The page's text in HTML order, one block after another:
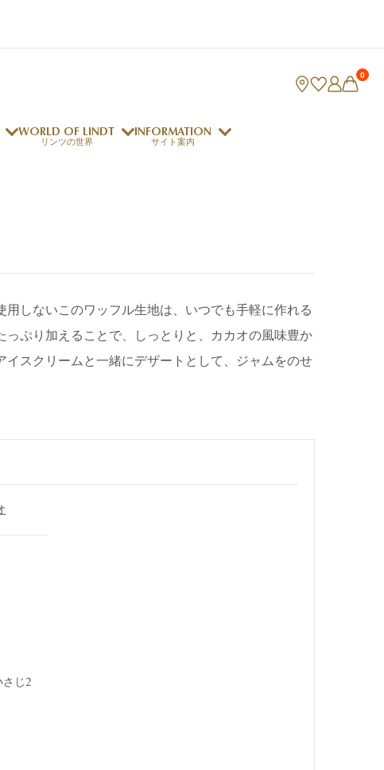
0
プラリネ クレマジェラータ
My Lindt Club
WORLD OF LINDT
リンツの世界
INFORMATION
サイト案内
しないこのワッフル生地は、いつでも手軽に作れる
ぷり加えることで、しっとりと、カカオの風味豊か
スクリームと一緒にデザートとして、ジャムをのせ
じ2